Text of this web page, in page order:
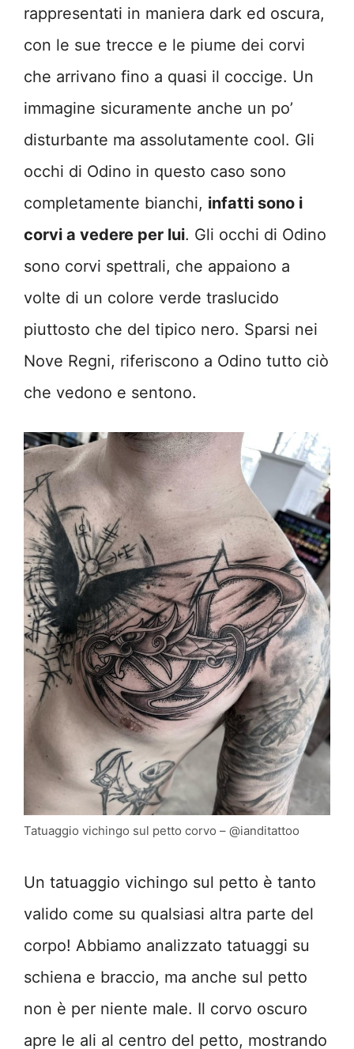
rappresentati in maniera dark ed oscura,
con le sue trecce e le piume dei corvi
che arrivano fino a quasi il coccige. Un
immagine sicuramente anche un po’
disturbante ma assolutamente cool. Gli
occhi di Odino in questo caso sono
completamente bianchi, infatti sono i
corvi a vedere per lui. Gli occhi di Odino
sono corvi spettrali, che appaiono a
volte di un colore verde traslucido
piuttosto che del tipico nero. Sparsi nei
Nove Regni, riferiscono a Odino tutto ciò
che vedono e sentono.
Tatuaggio vichingo sul petto corvo – @ianditattoo
Un tatuaggio vichingo sul petto è tanto
valido come su qualsiasi altra parte del
corpo! Abbiamo analizzato tatuaggi su
schiena e braccio, ma anche sul petto
non è per niente male. Il corvo oscuro
apre le ali al centro del petto, mostrando